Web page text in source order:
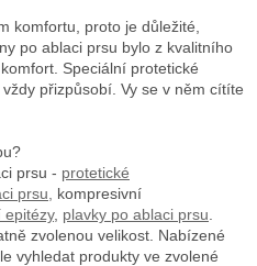
komfortu, proto je důležité,
po ablaci prsu bylo z kvalitního
Speciální protetické
přizpůsobí. Vy se v něm cítíte
prsu - protetické
prsu,
kompresivní
epitézy, plavky po ablaci prsu
zvolenou velikost. Nabízené
vyhledat produkty ve zvolené